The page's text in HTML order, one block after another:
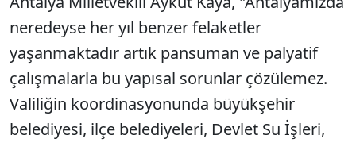
neredeyse her yıl benzer felaketler
yaşanmaktadır artık pansuman ve palyatif
çalışmalarla bu yapısal sorunlar çözülemez.
Valiliğin koordinasyonunda büyükşehir
belediyesi, ilçe belediyeleri, Devlet Su İşleri,